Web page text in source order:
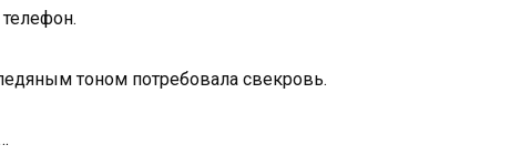
тоном потребовала свекровь.